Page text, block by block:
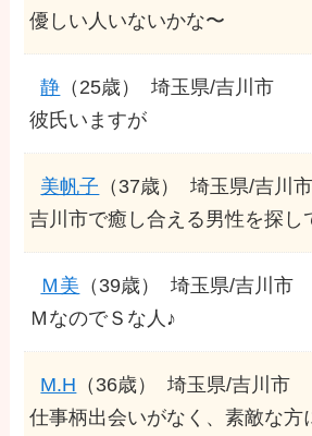
優しい人いないかな〜
静 （25歳）
埼玉県/吉川市
彼氏いますが
美帆子 （37歳）
埼玉県/吉川市
吉川市で癒し合える男性を探し
Ｍ美 （39歳）
埼玉県/吉川市
ＭなのでＳな人♪
M.H （36歳）
埼玉県/吉川市
仕事柄出会いがなく、素敵な方